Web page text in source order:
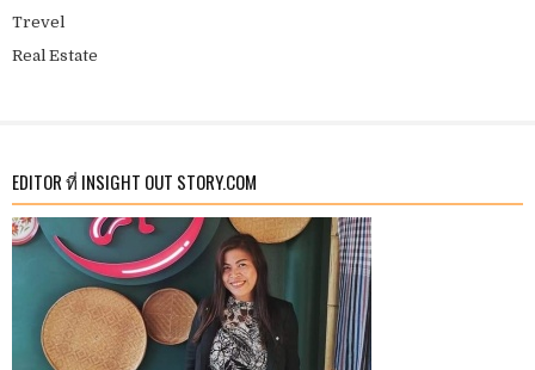
Trevel
Real Estate
EDITOR ที่ INSIGHT OUT STORY.COM